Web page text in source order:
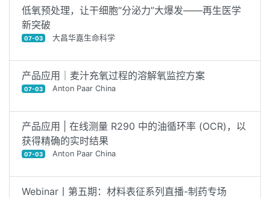
低氧预处理，让干细胞“分泌力”大爆发——再生医学
新突破
07-03 大昌华嘉生命科学
产品应用｜麦汁充氧过程的溶解氧监控方案
07-03 Anton Paar China
产品应用 | 在线测量 R290 中的油循环率 (OCR)，以
获得精确的实时结果
07-03 Anton Paar China
Webinar丨第五期：材料表征系列直播-制药专场